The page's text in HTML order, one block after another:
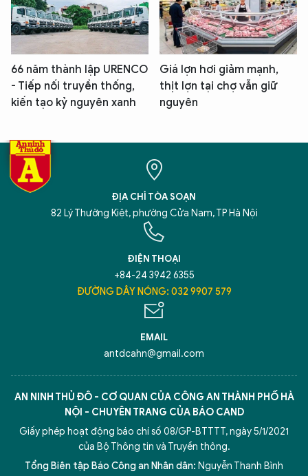
66 năm thành lập URENCO
- Tiếp nối truyền thống,
kiến tạo kỷ nguyên xanh
Giá lợn hơi giảm mạnh,
thịt lợn tại chợ vẫn giữ
nguyên
ĐỊA CHỈ TÒA SOẠN
82 Lý Thường Kiệt, phường Cửa Nam, TP Hà Nội
ĐIỆN THOẠI
+84-24 3942 6355
ĐƯỜNG DÂY NÓNG: 032 9907 579
EMAIL
antdcahn@gmail.com
AN NINH THỦ ĐÔ - CƠ QUAN CỦA CÔNG AN THÀNH PHỐ HÀ
NỘI - CHUYÊN TRANG CỦA BÁO CAND
Giấy phép hoạt động báo chí số 08/GP-BTTTT, ngày 5/1/2021
của Bộ Thông tin và Truyền thông.
Tổng Biên tập Báo Công an Nhân dân: Nguyễn Thanh Bình